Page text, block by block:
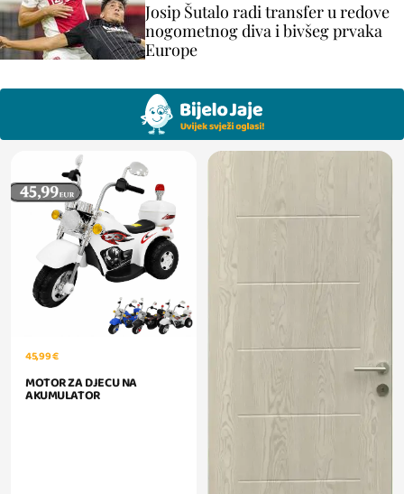
Josip Šutalo radi transfer u redove
nogometnog diva i bivšeg prvaka
Europe
45,99 €
MOTOR ZA DJECU NA
AKUMULATOR